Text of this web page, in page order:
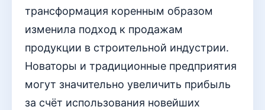
трансформация коренным образом
изменила подход к продажам
продукции в строительной индустрии.
Новаторы и традиционные предприятия
могут значительно увеличить прибыль
за счёт использования новейших